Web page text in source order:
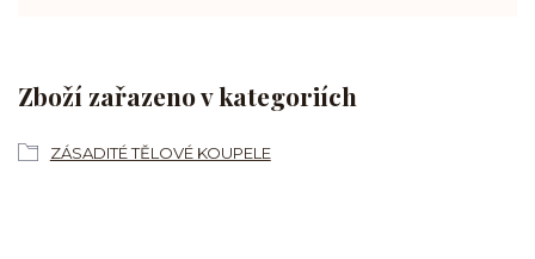
Zboží zařazeno v kategoriích
ZÁSADITÉ TĚLOVÉ KOUPELE